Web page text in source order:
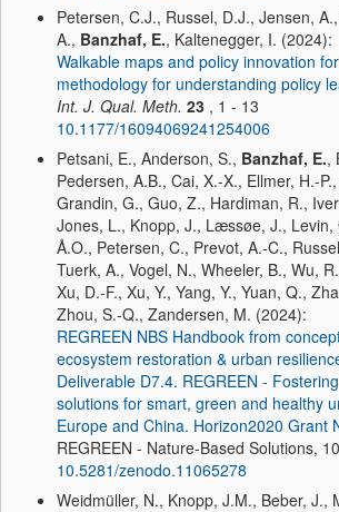
Petersen, C.J., Russel, D.J., Jensen,
A., Banzhaf, E., Kaltenegger, I. (2024):
Walkable maps and policy innovation
methodology for understanding policy
Int. J. Qual. Meth. 23 , 1 - 13
10.1177/16094069241254006
Petsani, E., Anderson, S., Banzhaf, E.,
Pedersen, A.B., Cai, X.-X., Ellmer, H.-
Grandin, G., Guo, Z., Hardiman, R.,
Jones, L., Knopp, J., Læssøe, J., Levin,
Å.O., Petersen, C., Prevot, A.-C.,
Tuerk, A., Vogel, N., Wheeler, B., Wu,
Xu, D.-F., Xu, Y., Yang, Y., Yuan, Q.,
Zhou, S.-Q., Zandersen, M. (2024):
REGREEN NBS Handbook from
ecosystem restoration & urban
Deliverable D7.4. REGREEN -
solutions for smart, green and healthy
Europe and China. Horizon2020 Grant
REGREEN - Nature-Based Solutions,
10.5281/zenodo.11065278
Weidmüller, N., Knopp, J.M., Beber, J.,